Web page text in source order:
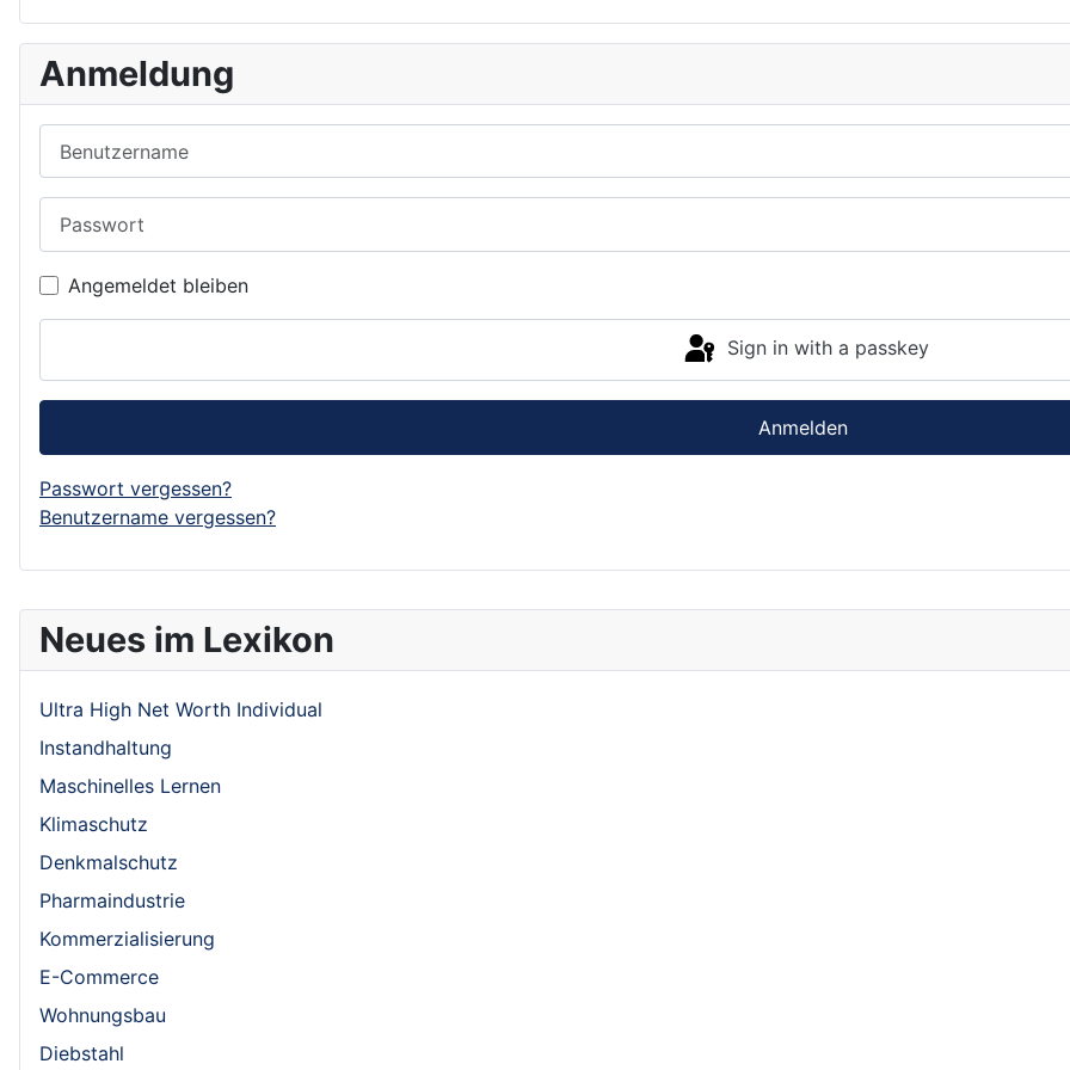
Neues im Lexikon
Ultra High Net Worth Individual
Instandhaltung
Maschinelles Lernen
Klimaschutz
Denkmalschutz
Pharmaindustrie
Kommerzialisierung
E-Commerce
Wohnungsbau
Diebstahl
Anmeldung
Angemeldet bleiben
Sign in with a passkey
Anmelden
Passwort vergessen?
Benutzername vergessen?